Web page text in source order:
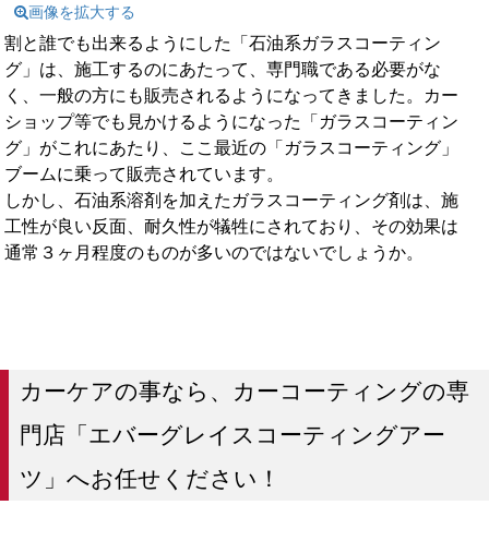
画像を拡大する
割と誰でも出来るようにした「石油系ガラスコーティン
グ」は、施工するのにあたって、専門職である必要がな
く、一般の方にも販売されるようになってきました。カー
ショップ等でも見かけるようになった「ガラスコーティン
グ」がこれにあたり、ここ最近の「ガラスコーティング」
ブームに乗って販売されています。
しかし、石油系溶剤を加えたガラスコーティング剤は、施
工性が良い反面、耐久性が犠牲にされており、その効果は
通常３ヶ月程度のものが多いのではないでしょうか。
カーケアの事なら、カーコーティングの専
門店「エバーグレイスコーティングアー
ツ」へお任せください！